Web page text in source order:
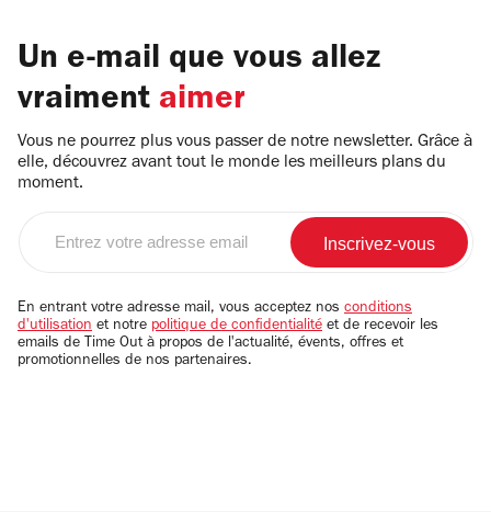
Un e-mail que vous allez
vraiment aimer
Vous ne pourrez plus vous passer de notre newsletter. Grâce à
elle, découvrez avant tout le monde les meilleurs plans du
moment.
email
En entrant votre adresse mail, vous acceptez nos conditions
d'utilisation et notre politique de confidentialité et de recevoir les
emails de Time Out à propos de l'actualité, évents, offres et
promotionnelles de nos partenaires.